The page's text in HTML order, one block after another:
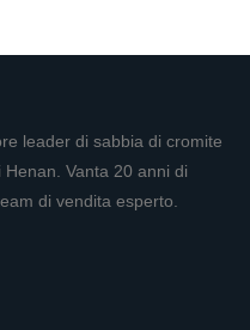
leader di sabbia di cromite
Vanta 20 anni di
di vendita esperto.